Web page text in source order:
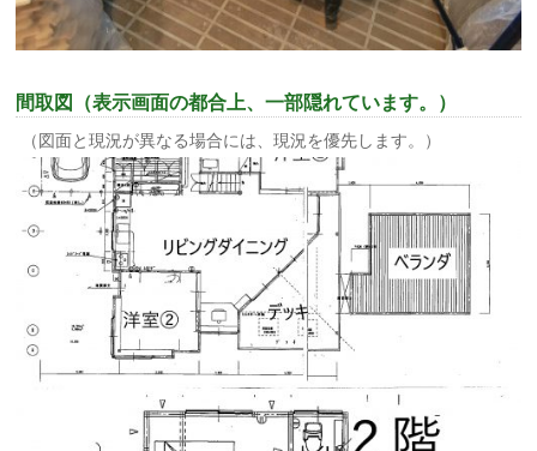
間取図（表示画面の都合上、一部隠れています。）
（図面と現況が異なる場合には、現況を優先します。）